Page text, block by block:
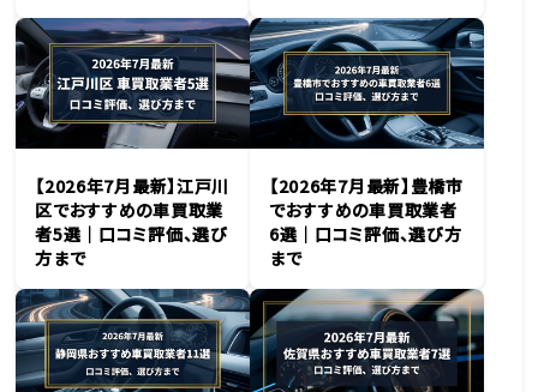
【2026年7月最新】江戸川
区でおすすめの車買取業
者5選｜口コミ評価、選び
方まで
【2026年7月最新】豊橋市
でおすすめの車買取業者
6選｜口コミ評価、選び方
まで